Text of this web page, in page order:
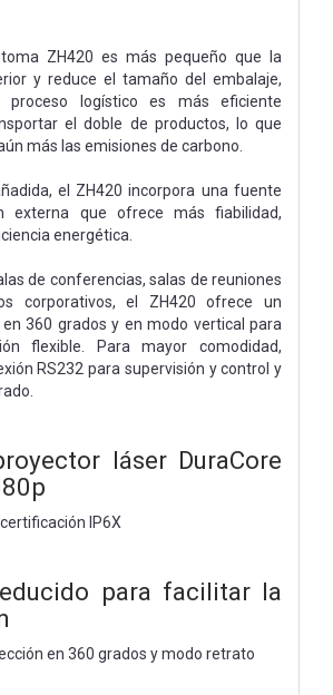
ZH420 es más pequeño que la
y reduce el tamaño del embalaje,
logístico es más eficiente
el doble de productos, lo que
más las emisiones de carbono.
el ZH420 incorpora una fuente
externa que ofrece más fiabilidad,
energética.
de conferencias, salas de reuniones
corporativos, el ZH420 ofrece un
360 grados y en modo vertical para
flexible. Para mayor comodidad,
RS232 para supervisión y control y
láser DuraCore
IP6X
para facilitar la
en 360 grados y modo retrato